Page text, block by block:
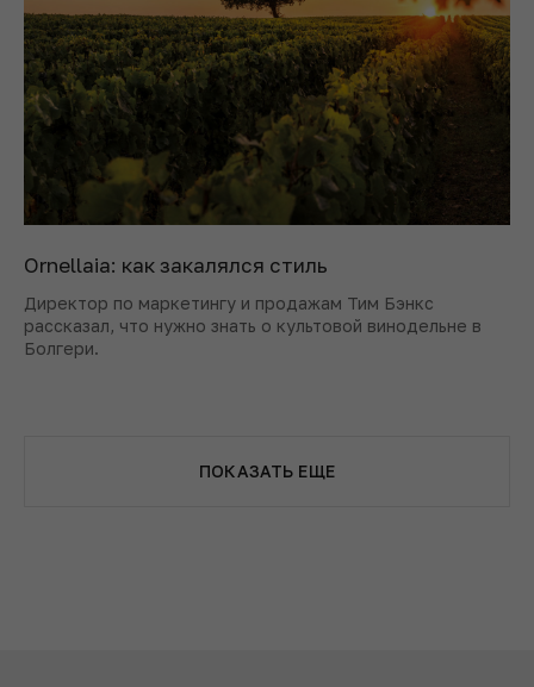
Ornellaia: как закалялся стиль
Директор по маркетингу и продажам Тим Бэнкс
рассказал, что нужно знать о культовой винодельне в
Болгери.
ПОКАЗАТЬ ЕЩЕ